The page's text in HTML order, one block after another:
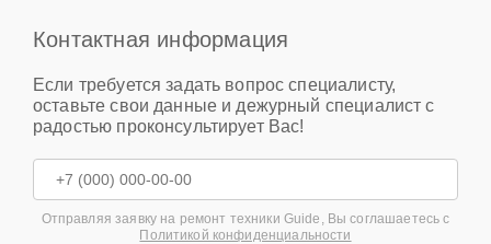
Контактная информация
Если требуется задать вопрос специалисту,
оставьте свои данные и дежурный специалист с
радостью проконсультирует Вас!
Отправляя заявку на ремонт техники Guide, Вы соглашаетесь с
Политикой конфиденциальности